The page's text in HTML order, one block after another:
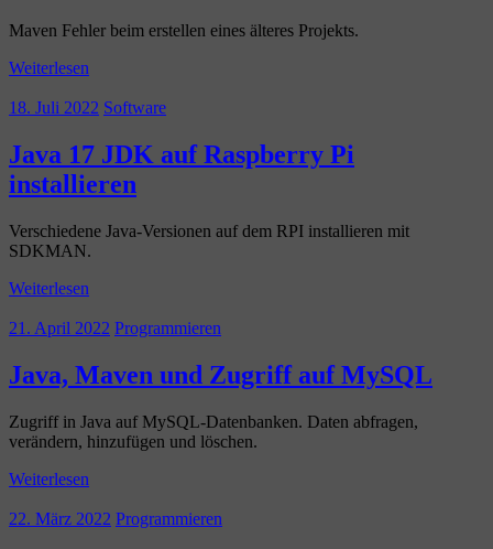
Maven Fehler beim erstellen eines älteres Projekts.
Weiterlesen
18. Juli 2022 Software
Java 17 JDK auf Raspberry Pi
installieren
Verschiedene Java-Versionen auf dem RPI installieren mit
SDKMAN.
Weiterlesen
21. April 2022 Programmieren
Java, Maven und Zugriff auf MySQL
Zugriff in Java auf MySQL-Datenbanken. Daten abfragen,
verändern, hinzufügen und löschen.
Weiterlesen
22. März 2022 Programmieren